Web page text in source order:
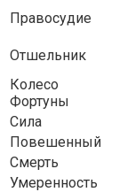
Правосудие
Отшельник
Колесо
Фортуны
Сила
Повешенный
Смерть
Умеренность